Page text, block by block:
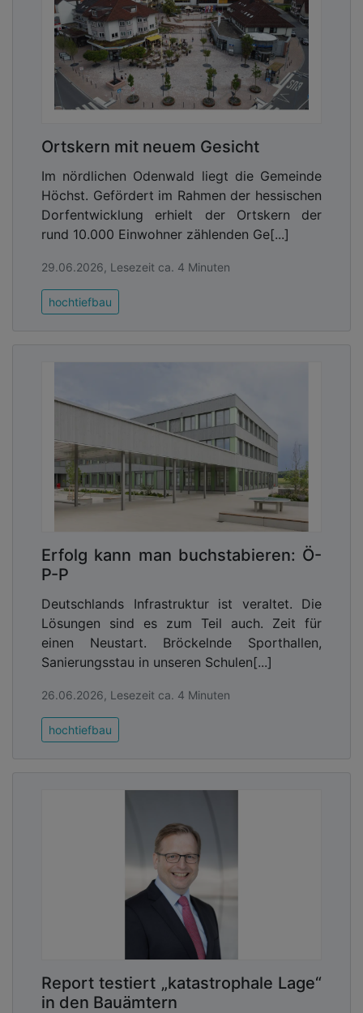
Ortskern mit neuem Gesicht
Im nördlichen Odenwald liegt die Gemeinde
Höchst. Gefördert im Rahmen der hessischen
Dorfentwicklung erhielt der Ortskern der
rund 10.000 Einwohner zählenden Ge[...]
29.06.2026, Lesezeit ca. 4 Minuten
hochtiefbau
Erfolg kann man buchstabieren: Ö-
P-P
Deutschlands Infrastruktur ist veraltet. Die
Lösungen sind es zum Teil auch. Zeit für
einen Neustart. Bröckelnde Sporthallen,
Sanierungsstau in unseren Schulen[...]
26.06.2026, Lesezeit ca. 4 Minuten
hochtiefbau
Report testiert „katastrophale Lage“
in den Bauämtern